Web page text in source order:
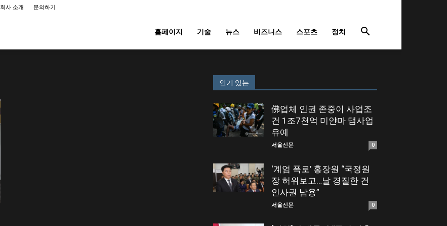
회사 소개 문의하기
홈페이지 기술 뉴스 비즈니스 스포츠 정치
인기 있는
佛업체 인권 존중이 사업조
건 1조7천억 미얀마 댐사업
유예
서울신문 0
‘계엄 폭로’ 홍장원 “국정원
장 허위보고…날 경질한 건
인사권 남용”
서울신문 0